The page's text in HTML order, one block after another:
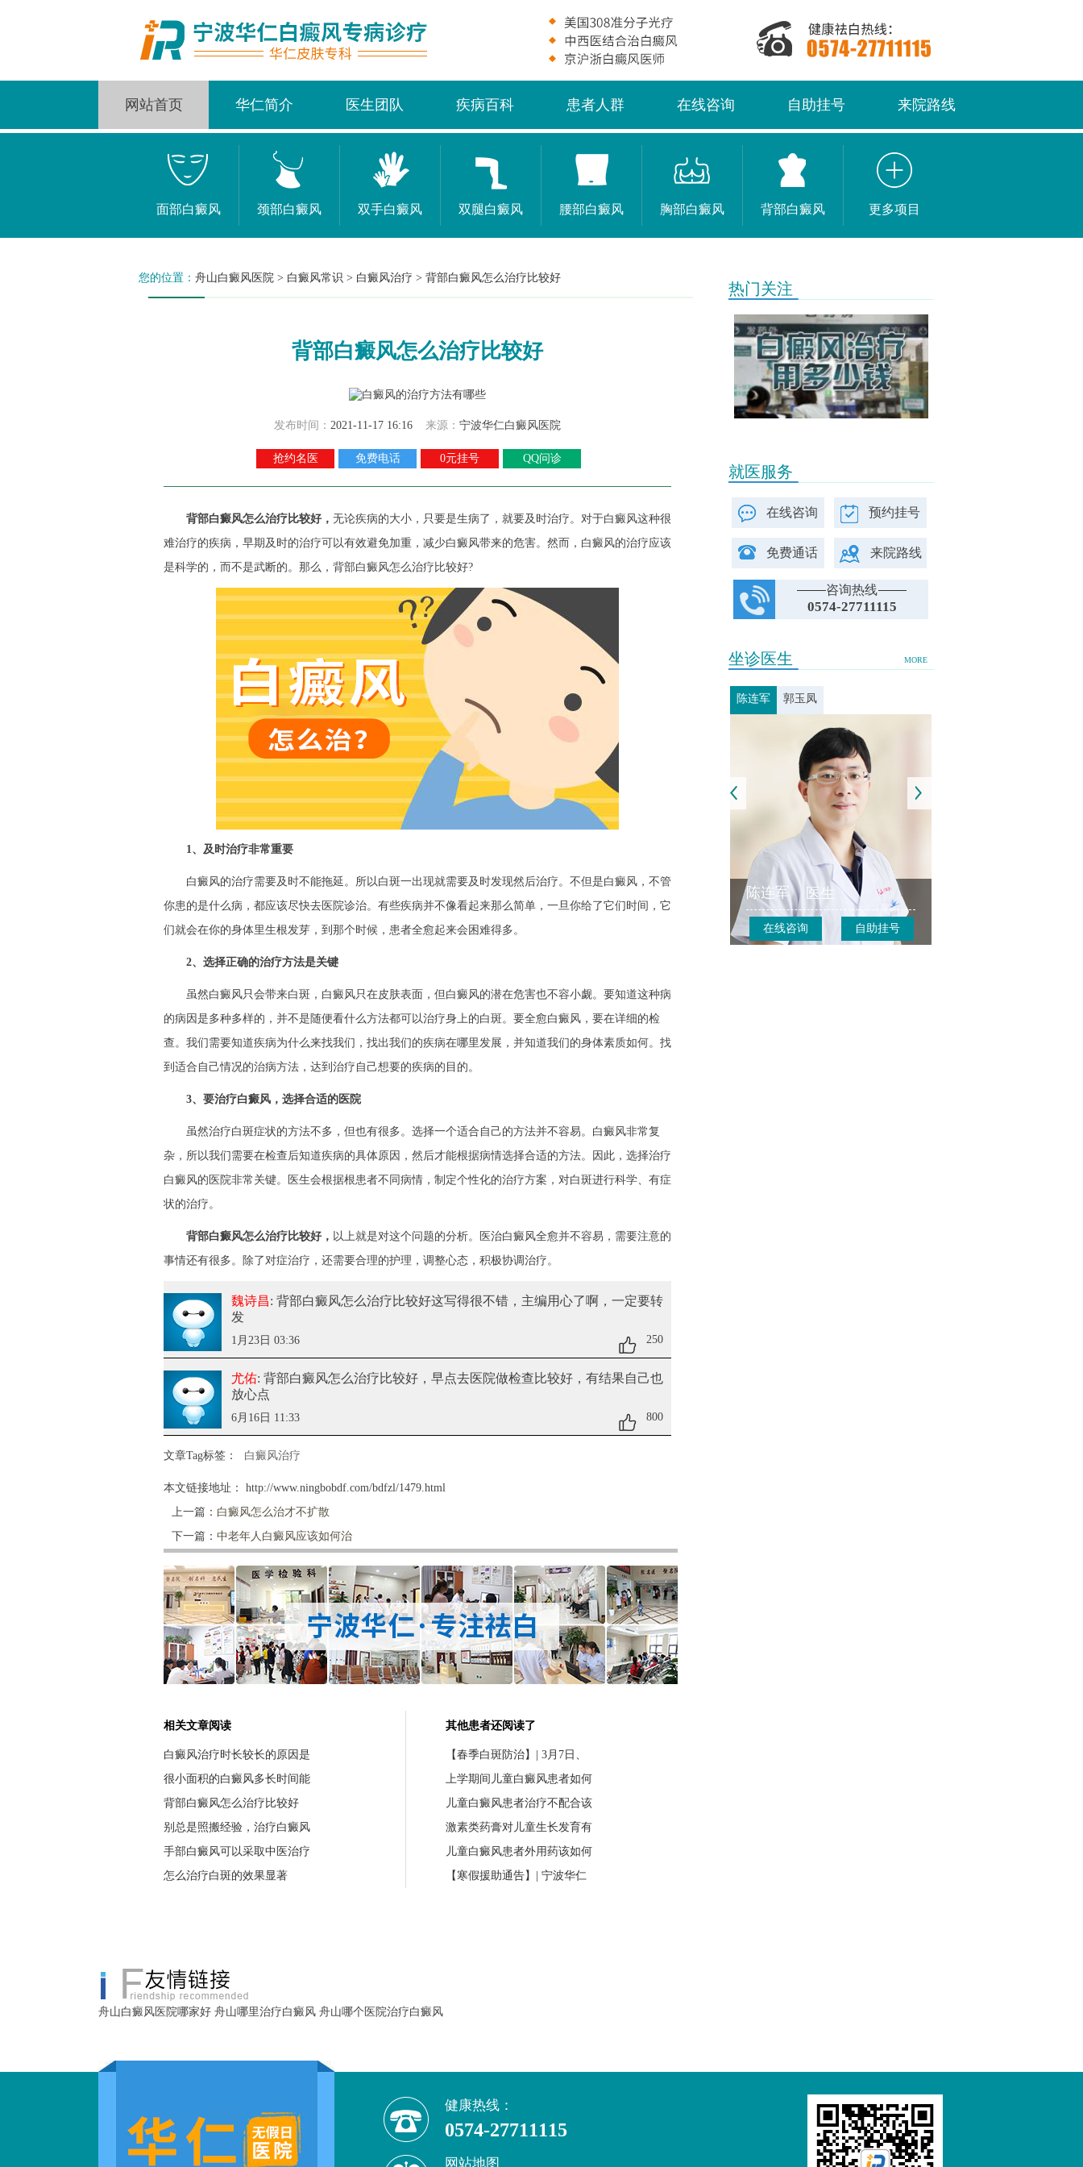
网站首页 华仁简介 医生团队 疾病百科 患者人群 在线咨询 自助挂号 来院路线
面部白癜风 颈部白癜风 双手白癜风 双腿白癜风 腰部白癜风 胸部白癜风 背部白癜风 更多项目
您的位置： 舟山白癜风医院 > 白癜风常识 > 白癜风治疗 > 背部白癜风怎么治疗比较好
背部白癜风怎么治疗比较好
发布时间： 2021-11-17 16:16 来源： 宁波华仁白癜风医院
抢约名医 免费电话 0元挂号 QQ问诊
背部白癜风怎么治疗比较好 ， 无论疾病的大小，只要是生病了，就要及时治疗。对于白癜风这种很
难治疗的疾病，早期及时的治疗可以有效避免加重，减少白癜风带来的危害。然而，白癜风的治疗应该
是科学的，而不是武断的。那么，背部白癜风怎么治疗比较好?
1、及时治疗非常重要
白癜风的治疗需要及时不能拖延。所以白斑一出现就需要及时发现然后治疗。不但是白癜风，不管
你患的是什么病，都应该尽快去医院诊治。有些疾病并不像看起来那么简单，一旦你给了它们时间，它
们就会在你的身体里生根发芽，到那个时候，患者全愈起来会困难得多。
2、选择正确的治疗方法是关键
虽然白癜风只会带来白斑，白癜风只在皮肤表面，但白癜风的潜在危害也不容小觑。要知道这种病
的病因是多种多样的，并不是随便看什么方法都可以治疗身上的白斑。要全愈白癜风，要在详细的检
查。我们需要知道疾病为什么来找我们，找出我们的疾病在哪里发展，并知道我们的身体素质如何。找
到适合自己情况的治病方法，达到治疗自己想要的疾病的目的。
3、要治疗白癜风，选择合适的医院
虽然治疗白斑症状的方法不多，但也有很多。选择一个适合自己的方法并不容易。白癜风非常复
杂，所以我们需要在检查后知道疾病的具体原因，然后才能根据病情选择合适的方法。因此，选择治疗
白癜风的医院非常关键。医生会根据根患者不同病情，制定个性化的治疗方案，对白斑进行科学、有症
状的治疗。
背部白癜风怎么治疗比较好， 以上就是对这个问题的分析。医治白癜风全愈并不容易，需要注意的
事情还有很多。除了对症治疗，还需要合理的护理，调整心态，积极协调治疗。
魏诗昌: 背部白癜风怎么治疗比较好这写得很不错，主编用心了啊，一定要转
发
1月23日 03:36 250
尤佑: 背部白癜风怎么治疗比较好，早点去医院做检查比较好，有结果自己也
放心点
6月16日 11:33 800
文章Tag标签： 白癜风治疗
本文链接地址：
http://www.ningbobdf.com/bdfzl/1479.html
上一篇： 白癜风怎么治才不扩散
下一篇： 中老年人白癜风应该如何治
相关文章阅读
白癜风治疗时长较长的原因是
很小面积的白癜风多长时间能
背部白癜风怎么治疗比较好
别总是照搬经验，治疗白癜风
手部白癜风可以采取中医治疗
怎么治疗白斑的效果显著
其他患者还阅读了
【春季白斑防治】| 3月7日、
上学期间儿童白癜风患者如何
儿童白癜风患者治疗不配合该
激素类药膏对儿童生长发育有
儿童白癜风患者外用药该如何
【寒假援助通告】| 宁波华仁
热门关注
就医服务
在线咨询 预约挂号
免费通话 来院路线
咨询热线
0574-27711115
MORE
坐诊医生
陈连军 郭玉凤
陈连军 医生
在线咨询 自助挂号
舟山白癜风医院哪家好 舟山哪里治疗白癜风 舟山哪个医院治疗白癜风
健康热线：
0574-27711115
网站地图